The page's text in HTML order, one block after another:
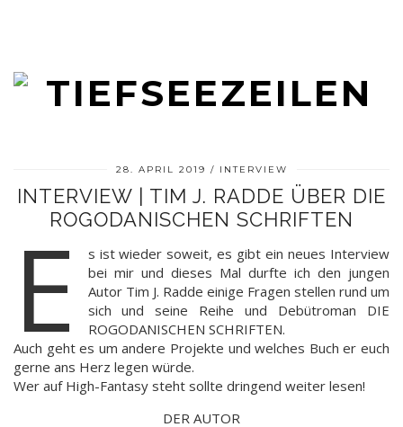
28. APRIL 2019 INTERVIEW
INTERVIEW | TIM J. RADDE ÜBER DIE
ROGODANISCHEN SCHRIFTEN
E
s ist wieder soweit, es gibt ein neues Interview
bei mir und dieses Mal durfte ich den jungen
Autor Tim J. Radde einige Fragen stellen rund um
sich und seine Reihe und Debütroman DIE
ROGODANISCHEN SCHRIFTEN.
Auch geht es um andere Projekte und welches Buch er euch
gerne ans Herz legen würde.
Wer auf High-Fantasy steht sollte dringend weiter lesen!
DER AUTOR